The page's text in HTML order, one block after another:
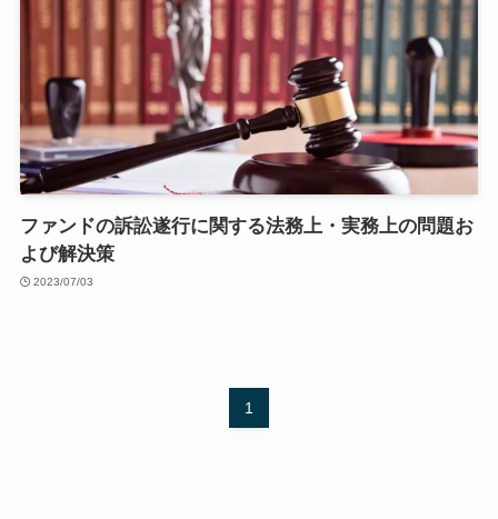
ファンドの訴訟遂行に関する法務上・実務上の問題お
よび解決策
2023/07/03
1